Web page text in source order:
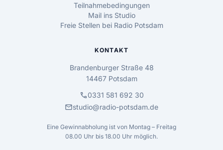
Teilnahmebedingungen
Mail ins Studio
Freie Stellen bei Radio Potsdam
KONTAKT
Brandenburger Straße 48
14467 Potsdam
call0331 581 692 30
mailstudio@radio-potsdam.de
Eine Gewinnabholung ist von Montag – Freitag
08.00 Uhr bis 18.00 Uhr möglich.